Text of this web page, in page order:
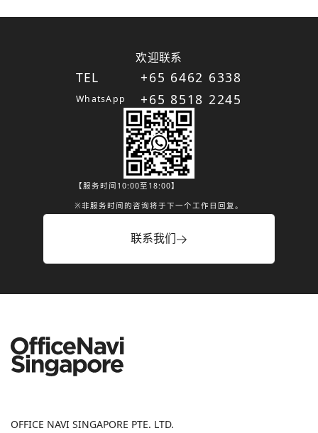
欢迎联系
TEL
WhatsApp
+65 6462 6338
+65 8518 2245
【服务时间10:00至18:00】
※非服务时间的咨询将于下一个工作日回复。
联系我们
OFFICE NAVI SINGAPORE PTE. LTD.